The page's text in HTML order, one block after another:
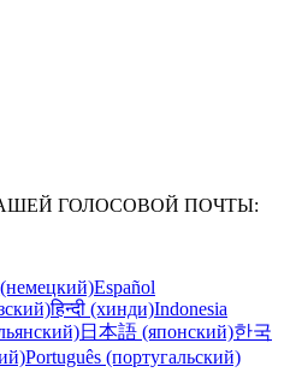
ГОЛОСОВОЙ ПОЧТЫ:
Español
हिन्दी (хинди)Indonesia
日本語 (японский)한국
Português (португальский)